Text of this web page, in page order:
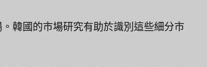
韓國的市場研究有助於識別這些細分市